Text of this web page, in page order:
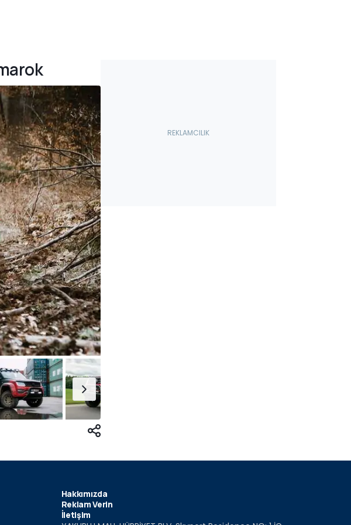
Hakkımızda
Reklam Verin
İletişim